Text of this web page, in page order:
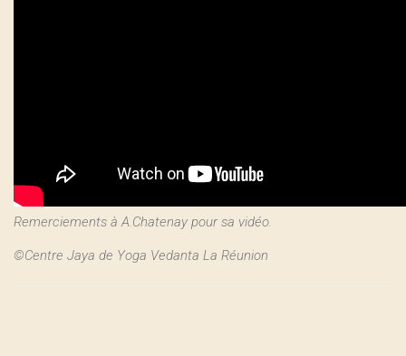
Remerciements à A.Chatenay pour sa vidéo.
©Centre Jaya de Yoga Vedanta La Réunion